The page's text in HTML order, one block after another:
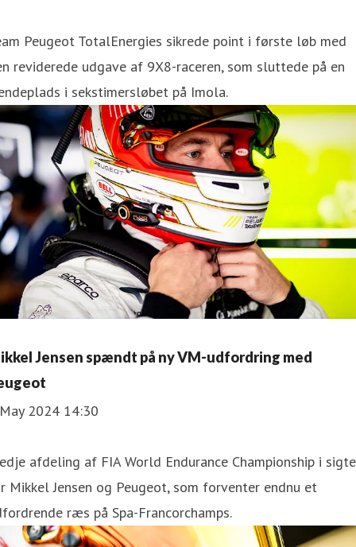
Peugeot TotalEnergies sikrede point i første løb med
reviderede udgave af 9X8-raceren, som sluttede på en
i sekstimersløbet på Imola.
Jensen spændt på ny VM-udfordring med
2024 14:30
afdeling af FIA World Endurance Championship i sigte
Mikkel Jensen og Peugeot, som forventer endnu et
ræs på Spa-Francorchamps.